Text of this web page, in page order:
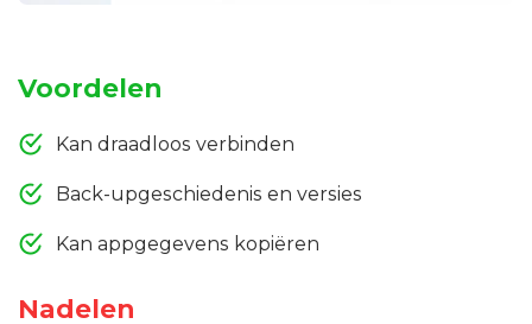
Voordelen
Kan draadloos verbinden
Back-upgeschiedenis en versies
Kan appgegevens kopiëren
Nadelen